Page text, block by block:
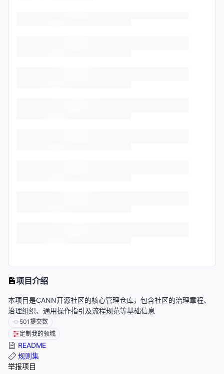
项目介绍
本项目是CANN开源社区的核心管理仓库，包含社区的治理章程、
治理组织、通用操作指引及流程规范等基础信息
501提交数
定制我的领域
README
规则集
举报项目